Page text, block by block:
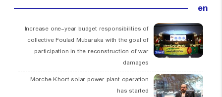
en
Increase one-year budget responsibilities of
collective Foulad Mubaraka with the goal of
participation in the reconstruction of war
damages
Morche Khort solar power plant operation
has started